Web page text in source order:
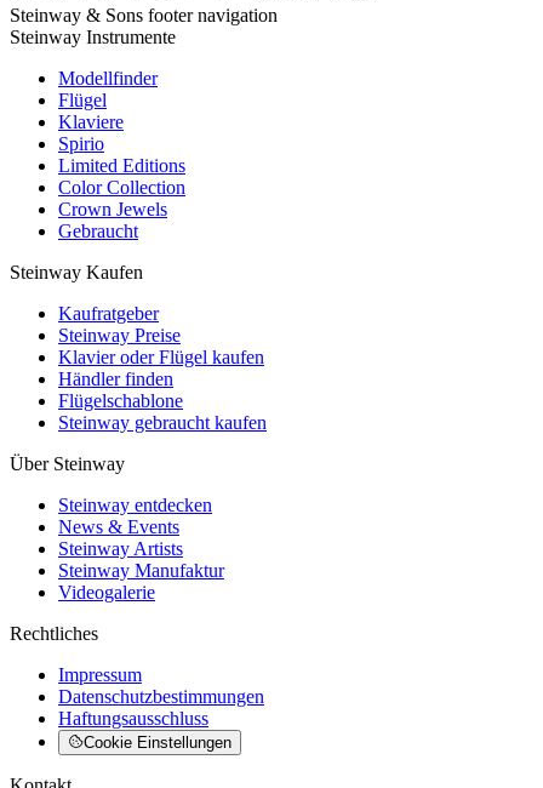
Steinway & Sons footer navigation
Steinway Instrumente
Modellfinder
Flügel
Klaviere
Spirio
Limited Editions
Color Collection
Crown Jewels
Gebraucht
Steinway Kaufen
Kaufratgeber
Steinway Preise
Klavier oder Flügel kaufen
Händler finden
Flügelschablone
Steinway gebraucht kaufen
Über Steinway
Steinway entdecken
News & Events
Steinway Artists
Steinway Manufaktur
Videogalerie
Rechtliches
Impressum
Datenschutzbestimmungen
Haftungsausschluss
Cookie Einstellungen